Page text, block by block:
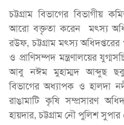
চট্টগ্রাম বিভাগের বিভাগীয়
আরো বক্তৃতা করেন মৎস্য
রউফ, চট্টগ্রাম মৎস্য
ও প্রাণিসম্পদ মন্ত্রণালয়ের
আবু নঈম মুহাম্মদ আব্দুছ ছবুর,
বিভাগের অধ্যাপক ও হালদা
রাঙামাটি কৃষি সম্প্রসারণ
হায়দার, চট্টগ্রাম নৌ পুলিশ